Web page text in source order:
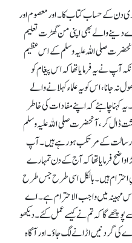
دن کے حساب کتاب کا۔ اور معصوم اور
دینے والے بھی اپنی من گھڑت تعلیم
صلی اللہ علیہ وسلم کے اس عظیم
آپ نے یہ فرمایا تھا کہ اس پیغام کو
نہ جانا، اس کو یہ علماء کہلانے والے
کہنا چاہئے کہ اپنے مفادات کی خاطر
ڈال کر، آنحضرت صلی اللہ علیہ وسلم
رسالت کے مرتکب ہو رہے ہیں۔ آپ
واضح فرمایا تھا کہ آج کے دن تمہارے
احترام ہیں۔ بالکل اسی طرح جس طرح
مہینہ میں واجب الاحترام ہے۔ اے
گا کہ تم نے کیسے عمل کئے۔ دیکھو
کی گردنیں اڑانے لگ جاؤ۔ اور آگاہ